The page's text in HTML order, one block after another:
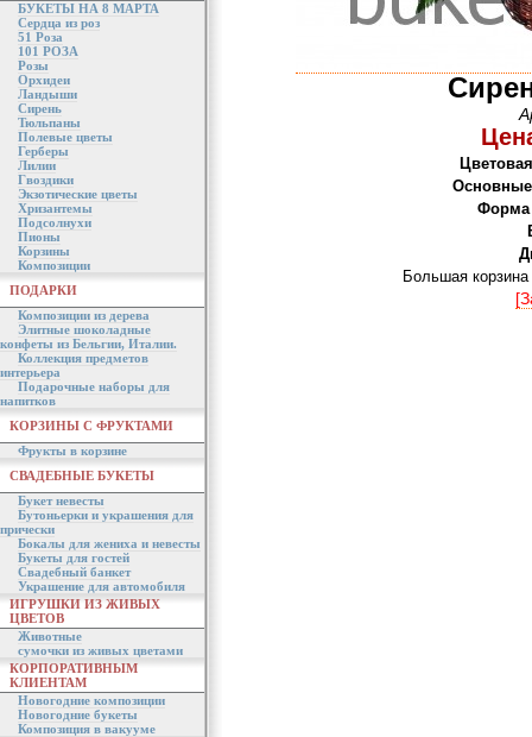
БУКЕТЫ НА 8 МАРТА
Сердца из роз
51 Роза
101 РОЗА
Розы
Орхидеи
Ландыши
Сирень
Тюльпаны
Полевые цветы
Герберы
Лилии
Гвоздики
Экзотические цветы
Хризантемы
Подсолнухи
Пионы
Корзины
Композиции
ПОДАРКИ
Композиции из дерева
Элитные шоколадные
конфеты из Бельгии, Италии.
Коллекция предметов
интерьера
Подарочные наборы для
напитков
КОРЗИНЫ С ФРУКТАМИ
Фрукты в корзине
СВАДЕБНЫЕ БУКЕТЫ
Букет невесты
Бутоньерки и украшения для
прически
Бокалы для жениха и невесты
Букеты для гостей
Свадебный банкет
Украшение для автомобиля
ИГРУШКИ ИЗ ЖИВЫХ
ЦВЕТОВ
Животные
сумочки из живых цветами
КОРПОРАТИВНЫМ
КЛИЕНТАМ
Новогодние композиции
Новогодние букеты
Композиция в вакууме
Форма
Большая